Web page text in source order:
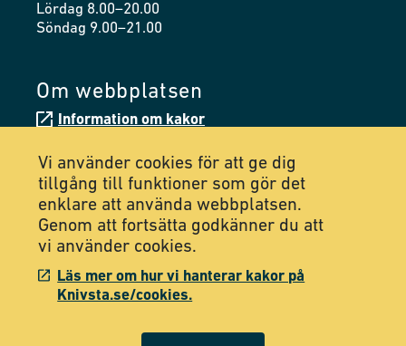
Lördag 8.00–20.00
Söndag 9.00–21.00
Om webbplatsen
Information om kakor
Tillgänglighetsredogörelse
Följ oss på Facebook
Följ oss på Instagram
Vi använder cookies för att ge dig
tillgång till funktioner som gör det
enklare att använda webbplatsen.
Genom att fortsätta godkänner du att
vi använder cookies.
Läs mer om hur vi hanterar kakor på
Knivsta.se/cookies.